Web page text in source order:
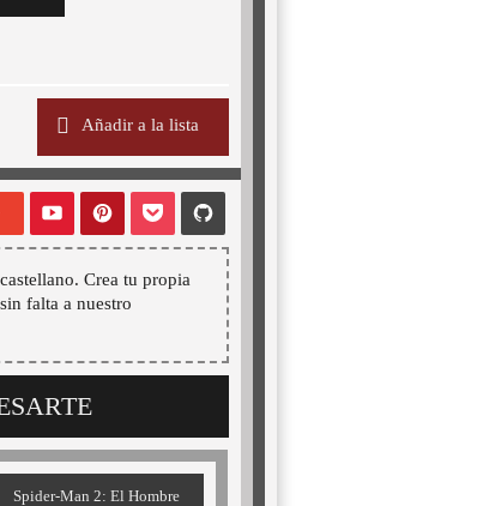
Añadir a la lista
Crea tu propia
falta a nuestro
Spider-Man 2: El Hombre